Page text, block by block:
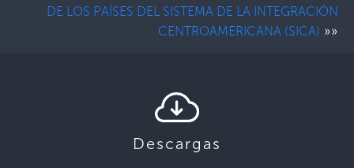
DE LOS PAÍSES DEL SISTEMA DE LA INTEGRACIÓN
CENTROAMERICANA (SICA) »»
Descargas